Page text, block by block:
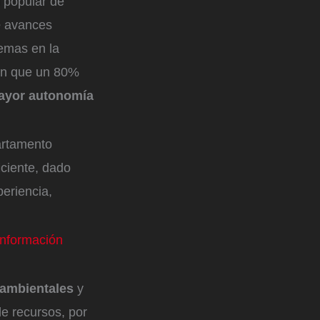
avances
en la
que un 80%
autonomía
dado
y
recursos, por